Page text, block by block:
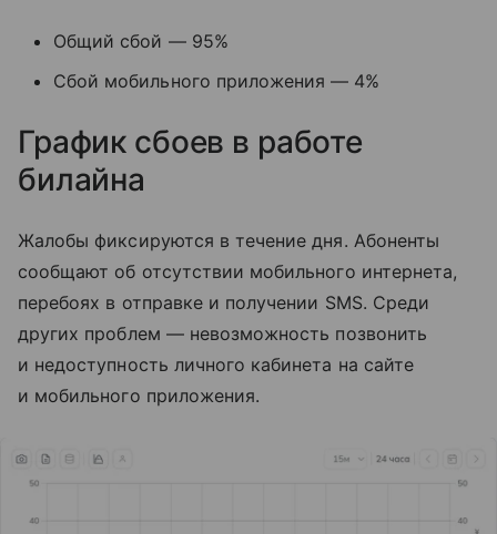
Общий сбой — 95%
Сбой мобильного приложения — 4%
График сбоев в работе
билайна
Жалобы фиксируются в течение дня. Абоненты
сообщают об отсутствии мобильного интернета,
перебоях в отправке и получении SMS. Среди
других проблем — невозможность позвонить
и недоступность личного кабинета на сайте
и мобильного приложения.